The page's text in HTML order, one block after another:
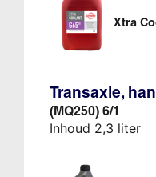
Xtra
Transaxle,
(MQ250) 6/1
Inhoud 2,3 liter